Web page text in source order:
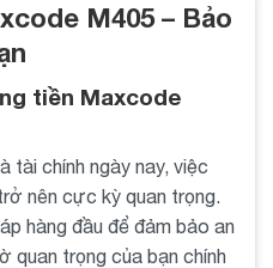
M405 – Bảo
tiền Maxcode
tài chính ngày nay, việc
nên cực kỳ quan trọng.
hàng đầu để đảm bảo an
quan trọng của bạn chính